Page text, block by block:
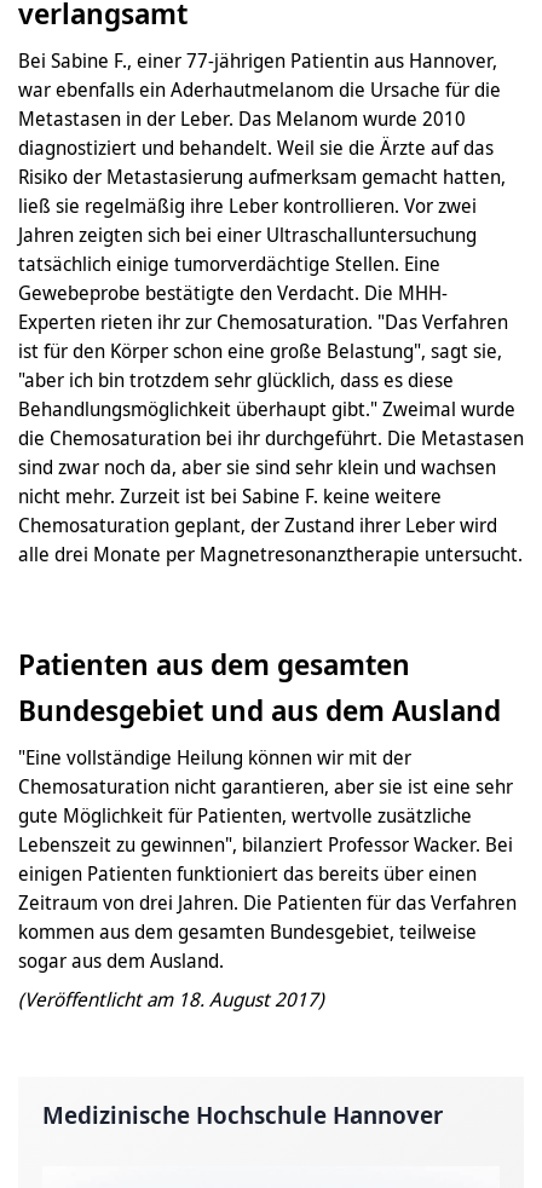
verlangsamt
Bei Sabine F., einer 77-jährigen Patientin aus Hannover,
war ebenfalls ein Aderhautmelanom die Ursache für die
Metastasen in der Leber. Das Melanom wurde 2010
diagnostiziert und behandelt. Weil sie die Ärzte auf das
Risiko der Metastasierung aufmerksam gemacht hatten,
ließ sie regelmäßig ihre Leber kontrollieren. Vor zwei
Jahren zeigten sich bei einer Ultraschalluntersuchung
tatsächlich einige tumorverdächtige Stellen. Eine
Gewebeprobe bestätigte den Verdacht. Die MHH-
Experten rieten ihr zur Chemosaturation. "Das Verfahren
ist für den Körper schon eine große Belastung", sagt sie,
"aber ich bin trotzdem sehr glücklich, dass es diese
Behandlungsmöglichkeit überhaupt gibt." Zweimal wurde
die Chemosaturation bei ihr durchgeführt. Die Metastasen
sind zwar noch da, aber sie sind sehr klein und wachsen
nicht mehr. Zurzeit ist bei Sabine F. keine weitere
Chemosaturation geplant, der Zustand ihrer Leber wird
alle drei Monate per Magnetresonanztherapie untersucht.
Patienten aus dem gesamten
Bundesgebiet und aus dem Ausland
"Eine vollständige Heilung können wir mit der
Chemosaturation nicht garantieren, aber sie ist eine sehr
gute Möglichkeit für Patienten, wertvolle zusätzliche
Lebenszeit zu gewinnen", bilanziert Professor Wacker. Bei
einigen Patienten funktioniert das bereits über einen
Zeitraum von drei Jahren. Die Patienten für das Verfahren
kommen aus dem gesamten Bundesgebiet, teilweise
sogar aus dem Ausland.
(Veröffentlicht am 18. August 2017)
Medizinische Hochschule Hannover